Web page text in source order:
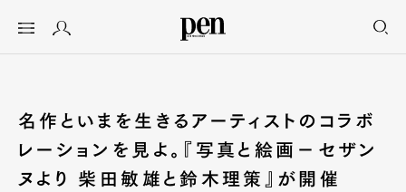
名作といまを生きるアーティストのコラボ
レーションを見よ。『写真と絵画−セザン
ヌより 柴田敏雄と鈴木理策』が開催